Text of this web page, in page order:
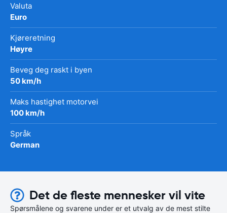
Valuta
Euro
Kjøreretning
Høyre
Beveg deg raskt i byen
50 km/h
Maks hastighet motorvei
100 km/h
Språk
German
Det de fleste mennesker vil vite
Spørsmålene og svarene under er et utvalg av de mest stilte